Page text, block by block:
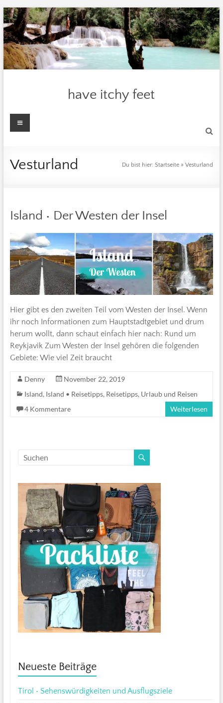
Zum
Inhalt
springen
have itchy feet
Menü
Vesturland Du bist hier:Startseite »Vesturland
Island • Der Westen der Insel
Hier gibt es den zweiten Teil vom Westen der Insel. Wenn
ihr noch Informationen zum Hauptstadtgebiet und drum
herum wollt, dann schaut einfach hier nach: Rund um
Reykjavik Zum Westen der Insel gehören die folgenden
Gebiete: Wie viel Zeit braucht
Denny
November 22, 2019
Island, Island • Reisetipps, Reisetipps, Urlaub und Reisen
4 Kommentare
Weiterlesen
Neueste Beiträge
Tirol • Sehenswürdigkeiten und Ausflugsziele